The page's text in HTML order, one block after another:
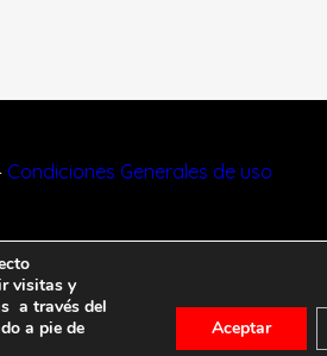
Condiciones Generales de uso
visitas y
a través del
a pie de
Aceptar